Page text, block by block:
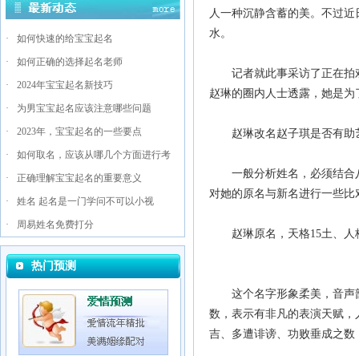
· 如何快速的给宝宝起名
· 如何正确的选择起名老师
· 2024年宝宝起名新技巧
· 为男宝宝起名应该注意哪些问题
· 2023年，宝宝起名的一些要点
· 如何取名，应该从哪几个方面进行考
· 正确理解宝宝起名的重要意义
· 姓名 起名是一门学问不可以小视
· 周易姓名免费打分
热门预测
人一种沉静含蓄的美。不过
水。
记者就此事采访了正在拍戏
赵琳的圈内人士透露，她是
赵琳改名赵子琪是否有助
一般分析姓名，必须结合八
对她的原名与新名进行一些比
赵琳原名，天格15土、人
这个名字形象柔美，音声
数，表示有非凡的表演天赋，
吉、多遭诽谤、功败垂成之